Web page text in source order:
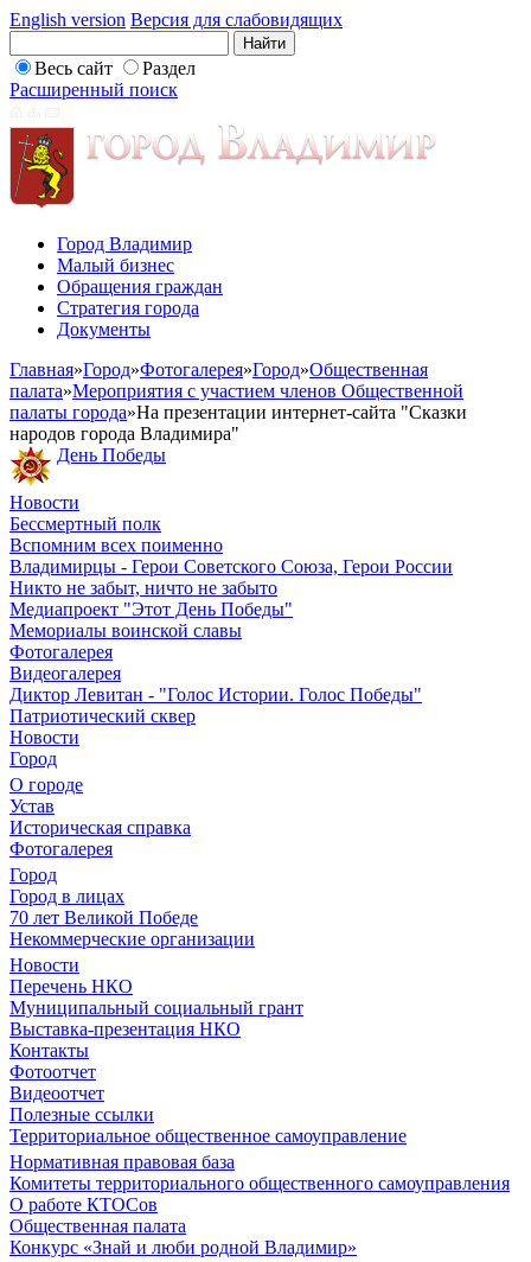
English version Версия для слабовидящих
Весь сайт
Раздел
Расширенный поиск
Город Владимир
Малый бизнес
Обращения граждан
Стратегия города
Документы
Главная»Город»Фотогалерея»Город»Общественная
палата»Мероприятия с участием членов Общественной
палаты города»На презентации интернет-сайта "Сказки
народов города Владимира"
День Победы
Новости
Бессмертный полк
Вспомним всех поименно
Владимирцы - Герои Советского Союза, Герои России
Никто не забыт, ничто не забыто
Медиапроект "Этот День Победы"
Мемориалы воинской славы
Фотогалерея
Видеогалерея
Диктор Левитан - "Голос Истории. Голос Победы"
Патриотический сквер
Новости
Город
О городе
Устав
Историческая справка
Фотогалерея
Город
Город в лицах
70 лет Великой Победе
Некоммерческие организации
Новости
Перечень НКО
Муниципальный социальный грант
Выставка-презентация НКО
Контакты
Фотоотчет
Видеоотчет
Полезные ссылки
Территориальное общественное самоуправление
Нормативная правовая база
Комитеты территориального общественного самоуправления
О работе КТОСов
Общественная палата
Конкурс «Знай и люби родной Владимир»